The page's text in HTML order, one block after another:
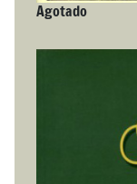
Agotado